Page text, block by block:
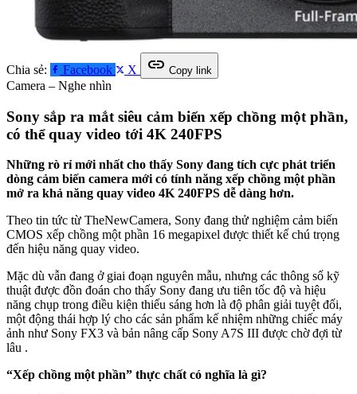
Chia sẻ: Facebook X link Copy link
Camera – Nghe nhìn
Sony sắp ra mắt siêu cảm biến xếp chồng một phần,
có thể quay video tới 4K 240FPS
Những rò rỉ mới nhất cho thấy Sony đang tích cực phát triển
dòng cảm biến camera mới có tính năng xếp chồng một phần
mở ra khả năng quay video 4K 240FPS dễ dàng hơn.
Theo tin tức từ TheNewCamera, Sony đang thử nghiệm cảm biến
CMOS xếp chồng một phần 16 megapixel được thiết kế chú trọng
đến hiệu năng quay video.
Mặc dù vẫn đang ở giai đoạn nguyên mẫu, nhưng các thông số kỹ
thuật được đồn đoán cho thấy Sony đang ưu tiên tốc độ và hiệu
năng chụp trong điều kiện thiếu sáng hơn là độ phân giải tuyệt đối,
một động thái hợp lý cho các sản phẩm kế nhiệm những chiếc máy
ảnh như Sony FX3 và bản nâng cấp Sony A7S III được chờ đợi từ
lâu .
“Xếp chồng một phần” thực chất có nghĩa là gì?